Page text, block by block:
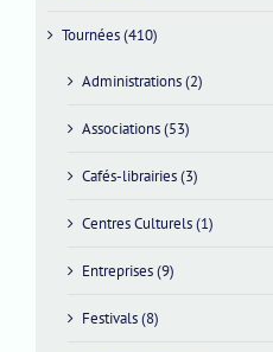
Tournées (410)
Administrations (2)
Associations (53)
Cafés-librairies (3)
Centres Culturels (1)
Entreprises (9)
Festivals (8)